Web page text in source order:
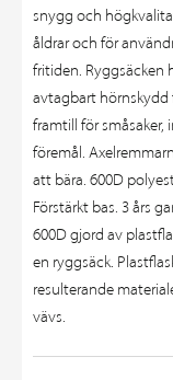
snygg och
åldrar och för
fritiden. Ryggsäcken
avtagbart hörnskydd
framtill för
föremål.
att bära. 600D
Förstärkt bas. 3 års
600D gjord av
en ryggsäck.
resulterande
vävs.